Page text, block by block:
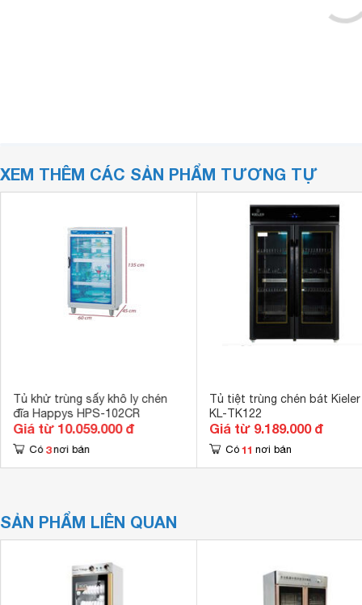
XEM THÊM CÁC SẢN PHẨM TƯƠNG TỰ
Tủ khử trùng sấy khô ly chén
đĩa Happys HPS-102CR
Giá từ 10.059.000 đ
Có 3 nơi bán
Tủ tiệt trùng chén bát Kieler
KL-TK122
Giá từ 9.189.000 đ
Có 11 nơi bán
SẢN PHẨM LIÊN QUAN